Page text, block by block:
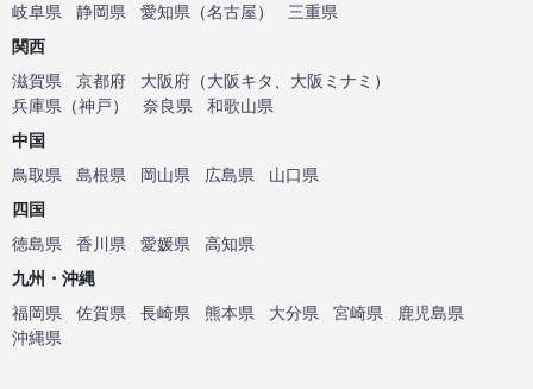
岐阜県
静岡県 愛知県 （名古屋）
三重県
関西
滋賀県
京都府 大阪府 （大阪キタ 大阪ミナミ ）
兵庫県 （神戸） 奈良県
和歌山県
中国
鳥取県
島根県 岡山県 広島県
山口県
四国
徳島県
香川県 愛媛県
高知県
九州・沖縄
福岡県
佐賀県 長崎県 熊本県 大分県 宮崎県
鹿児島県
沖縄県